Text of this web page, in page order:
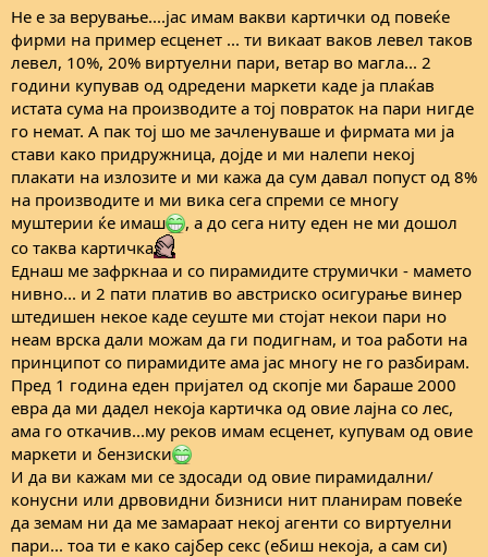
Не е за верување....јас имам вакви картички од повеќе
фирми на пример есценет ... ти викаат ваков левел таков
левел, 10%, 20% виртуелни пари, ветар во магла... 2
години купував од одредени маркети каде ја плаќав
истата сума на производите а тој повраток на пари нигде
го немат. А пак тој шо ме зачленуваше и фирмата ми ја
стави како придружница, дојде и ми налепи некој
плакати на излозите и ми кажа да сум давал попуст од 8%
на производите и ми вика сега спреми се многу
муштерии ќе имаш
, а до сега ниту еден не ми дошол
со таква картичка
Еднаш ме зафркнаа и со пирамидите струмички - мамето
нивно... и 2 пати платив во австриско осигурање винер
штедишен некое каде сеуште ми стојат некои пари но
неам врска дали можам да ги подигнам, и тоа работи на
принципот со пирамидите ама јас многу не го разбирам.
Пред 1 година еден пријател од скопје ми бараше 2000
евра да ми дадел некоја картичка од овие лајна со лес,
ама го откачив...му реков имам есценет, купувам од овие
маркети и бензиски
И да ви кажам ми се здосади од овие пирамидални/
конусни или дрвовидни бизниси нит планирам повеќе
да земам ни да ме замараат некој агенти со виртуелни
пари... тоа ти е како сајбер секс (ебиш некоја, а сам си)